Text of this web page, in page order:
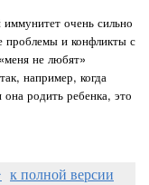
очень сильно
проблемы и конфликты с
не любят»
например, когда
родить ребенка, это
к полной версии